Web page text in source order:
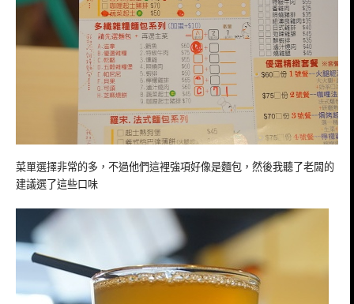
菜單選擇非常的多，不過他們這裡強項好像是麵包，然後我聽了老闆的
建議選了這些口味